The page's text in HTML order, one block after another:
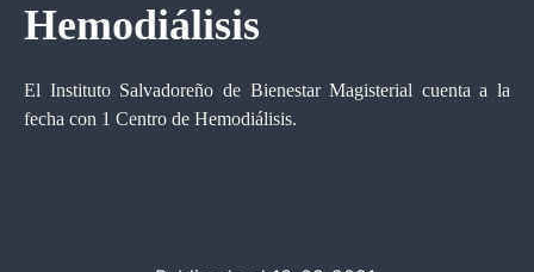
Hemodiálisis
El Instituto Salvadoreño de Bienestar Magisterial cuenta a la
fecha con 1 Centro de Hemodiálisis.